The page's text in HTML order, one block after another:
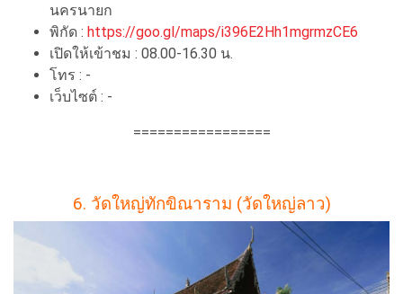
นครนายก
พิกัด : https://goo.gl/maps/i396E2Hh1mgrmzCE6
เปิดให้เข้าชม : 08.00-16.30 น.
โทร : -
เว็บไซต์ : -
=================
6. วัดใหญ่ทักขิณาราม (วัดใหญ่ลาว)